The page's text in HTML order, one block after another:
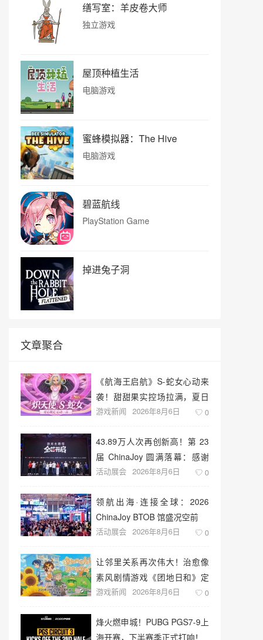
缮写室：羊皮卷大师
独立游戏
屋顶种植生活
电脑游戏
蜜蜂模拟器：The Hive
电脑游戏
碧蓝航线
PlayStation Game
掉进兔子洞
文章聚合
《航海王启航》S-蛇女心动来
袭！甜甜果实控场拉满，夏日
盛宴开启
游戏新闻 2026年8月6日 0
43.89万人次再创新高！第 23
届 ChinaJoy 圆满落幕：感谢
有你，共赴这场“与 AI 同游”的
活动展会 2026年8月6日 0
领航出海·连接全球：2026
ChinaJoy BTOB 馆盛况空前
活动展会 2026年8月6日 0
让邻里关系再次伟大！治愈像
素风剧情游戏《团地日和》定
档10月30日发售
游戏新闻 2026年8月6日 0
烽火燃申城！PUBG PGS7-9上
海开赛，下半赛季正式打响！